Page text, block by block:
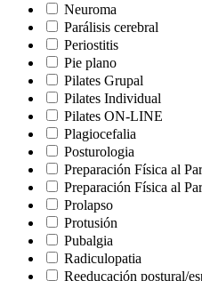
Neuroma
Parálisis cerebral
Periostitis
Pie plano
Pilates Grupal
Pilates Individual
Pilates ON-LINE
Plagiocefalia
Posturologia
Preparación Física al
Preparación Física al
Prolapso
Protusión
Pubalgia
Radiculopatia
Reeducación postural/